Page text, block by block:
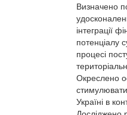
Визначено
інтеграції
потенціалу
процесі
Окреслено
Україні в